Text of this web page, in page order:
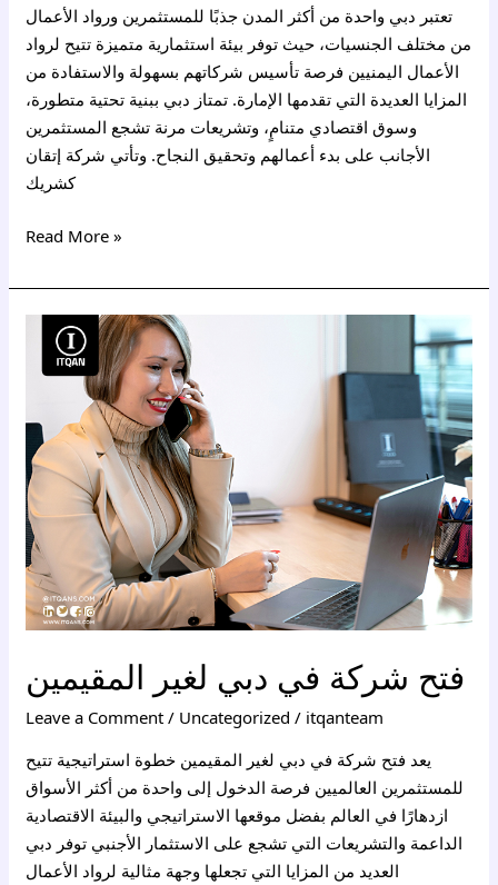
تعتبر دبي واحدة من أكثر المدن جذبًا للمستثمرين ورواد الأعمال
من مختلف الجنسيات، حيث توفر بيئة استثمارية متميزة تتيح لرواد
الأعمال اليمنيين فرصة تأسيس شركاتهم بسهولة والاستفادة من
المزايا العديدة التي تقدمها الإمارة. تمتاز دبي ببنية تحتية متطورة،
وسوق اقتصادي متنامٍ، وتشريعات مرنة تشجع المستثمرين
الأجانب على بدء أعمالهم وتحقيق النجاح. وتأتي شركة إتقان
كشريك
Read More »
فتح شركة في دبي لغير المقيمين
Leave a Comment / Uncategorized / itqanteam
يعد فتح شركة في دبي لغير المقيمين خطوة استراتيجية تتيح
للمستثمرين العالميين فرصة الدخول إلى واحدة من أكثر الأسواق
ازدهارًا في العالم بفضل موقعها الاستراتيجي والبيئة الاقتصادية
الداعمة والتشريعات التي تشجع على الاستثمار الأجنبي توفر دبي
العديد من المزايا التي تجعلها وجهة مثالية لرواد الأعمال
شركة
في
لغير
المقيمين